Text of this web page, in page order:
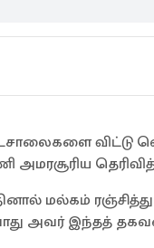
விட்டு
மல்கம்
அவர் இந்தத்